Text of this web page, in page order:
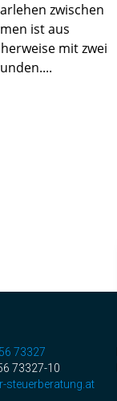
zwischen
ist aus
mit zwei
73327
73327-10
steuerberatung.at